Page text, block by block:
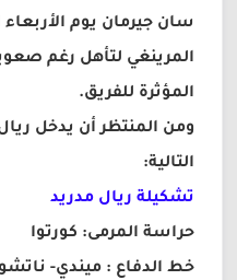
سان جيرمان يوم
المرينغي لتأهل رغم
المؤثرة للفريق.
ومن المنتظر أن يدخل
التالية:
تشكيلة ريال مدريد
حراسة المرمى: كورتوا
خط الدفاع : ميندي-